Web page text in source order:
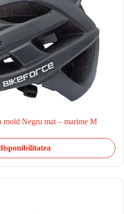
Negru mat – marime M